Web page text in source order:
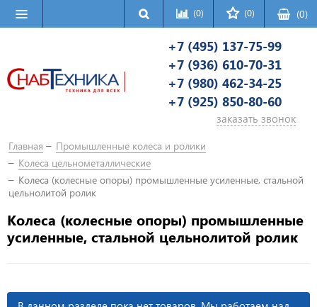
(0) (0) (0)
+7 (495) 137-75-99
+7 (936) 610-70-31
+7 (980) 462-34-25
+7 (925) 850-80-60
заказать звонок
Главная
Промышленные колеса и ролики
Колеса цельнометаллические
Колеса (колесные опоры) промышленные усиленные, стальной
цельнолитой ролик
Колеса (колесные опоры) промышленные
усиленные, стальной цельнолитой ролик